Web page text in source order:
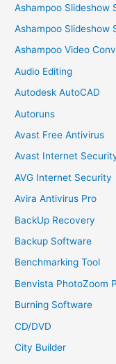
Ashampoo Slideshow
Ashampoo Slideshow
Ashampoo Video
Audio Editing
Autodesk AutoCAD
Autoruns
Avast Free Antivirus
Avast Internet
AVG Internet Security
Avira Antivirus Pro
BackUp Recovery
Backup Software
Benchmarking Tool
Benvista PhotoZoom
Burning Software
CD/DVD
City Builder